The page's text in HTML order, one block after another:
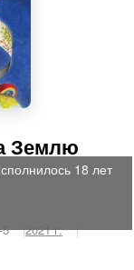
Землю
2021 г.
18 лет